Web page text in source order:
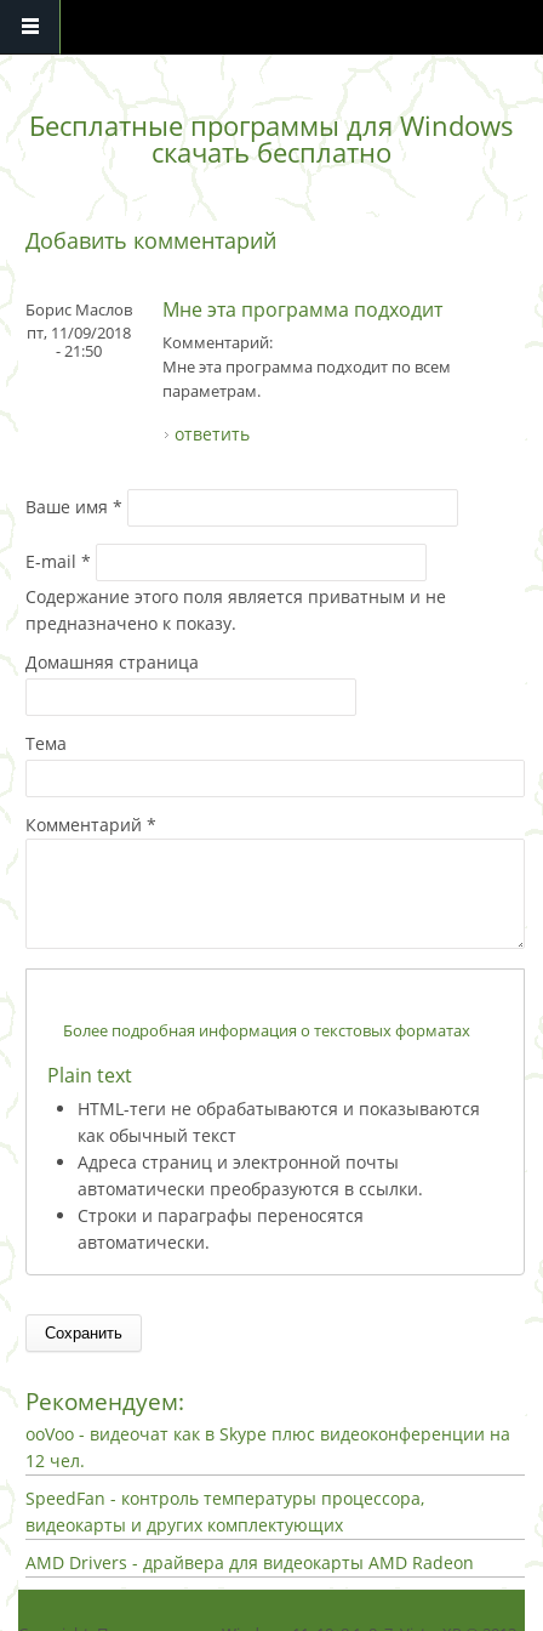
Перейти к основному содержанию
Бесплатные программы для Windows
скачать бесплатно
Добавить комментарий
Борис Маслов
пт, 11/09/2018
- 21:50
Мне эта программа подходит
Комментарий:
Мне эта программа подходит по всем
параметрам.
ответить
Ваше имя *
E-mail *
Содержание этого поля является приватным и не
предназначено к показу.
Домашняя страница
Тема
Комментарий *
Более подробная информация о текстовых форматах
Plain text
HTML-теги не обрабатываются и показываются
как обычный текст
Адреса страниц и электронной почты
автоматически преобразуются в ссылки.
Строки и параграфы переносятся
автоматически.
Рекомендуем:
ooVoo - видеочат как в Skype плюс видеоконференции на
12 чел.
SpeedFan - контроль температуры процессора,
видеокарты и других комплектующих
AMD Drivers - драйвера для видеокарты AMD Radeon